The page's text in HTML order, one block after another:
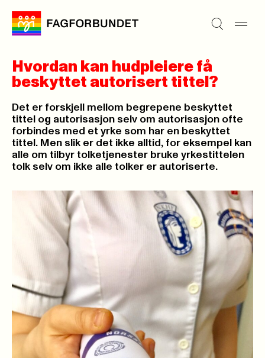
Hvordan kan hudpleiere få
beskyttet autorisert tittel?
Det er forskjell mellom begrepene beskyttet
tittel og autorisasjon selv om autorisasjon ofte
forbindes med et yrke som har en beskyttet
tittel. Men slik er det ikke alltid, for eksempel kan
alle om tilbyr tolketjenester bruke yrkestittelen
tolk selv om ikke alle tolker er autoriserte.